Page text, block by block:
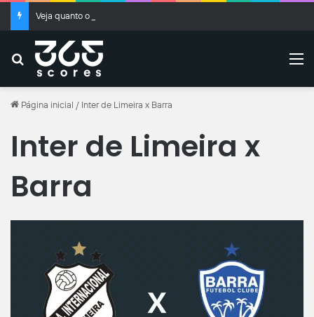
Buscar
Página inicial / Inter de Limeira x Barra
Inter de Limeira x
Barra